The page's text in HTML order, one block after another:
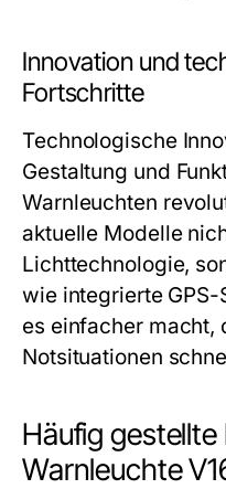
Innovation und
Fortschritte
Technologische
Gestaltung und
Warnleuchten
aktuelle Modelle
Lichttechnologie,
wie integrierte
es einfacher macht,
Notsituationen
Häufig gestellte
Warnleuchte